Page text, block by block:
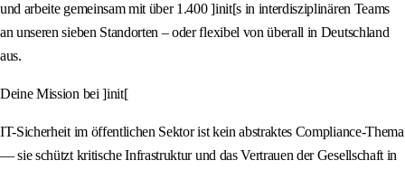
und arbeite gemeinsam mit über 1.400 ]init[s in interdisziplinären Teams
an unseren sieben Standorten – oder flexibel von überall in Deutschland
aus.
Deine Mission bei ]init[
IT-Sicherheit im öffentlichen Sektor ist kein abstraktes Compliance-Thema
— sie schützt kritische Infrastruktur und das Vertrauen der Gesellschaft in